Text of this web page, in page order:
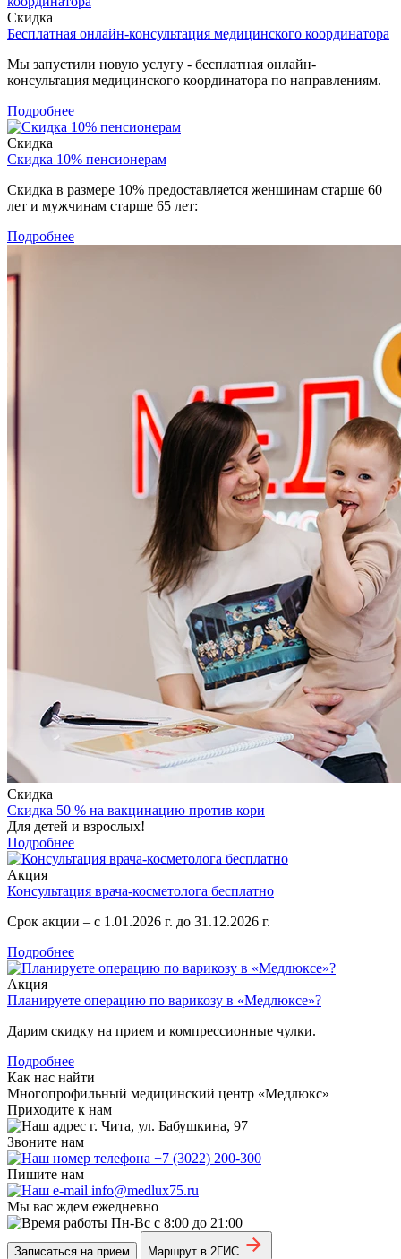
Скидка
Бесплатная онлайн-консультация медицинского координатора
Мы запустили новую услугу - бесплатная онлайн-
консультация медицинского координатора по направлениям.
Подробнее
Скидка
Скидка 10% пенсионерам
Скидка в размере 10% предоставляется женщинам старше 60
лет и мужчинам старше 65 лет:
Подробнее
Скидка
Скидка 50 % на вакцинацию против кори
Для детей и взрослых!
Подробнее
Акция
Консультация врача-косметолога бесплатно
Срок акции – с 1.01.2026 г. до 31.12.2026 г.
Подробнее
Акция
Планируете операцию по варикозу в «Медлюксе»?
Дарим скидку на прием и компрессионные чулки.
Подробнее
Как нас найти
Многопрофильный медицинский центр «Медлюкс»
Приходите к нам
г. Чита, ул. Бабушкина, 97
Звоните нам
+7 (3022) 200-300
Пишите нам
info@medlux75.ru
Мы вас ждем ежедневно
Пн-Вс с 8:00 до 21:00
Записаться на прием Маршрут в 2ГИС